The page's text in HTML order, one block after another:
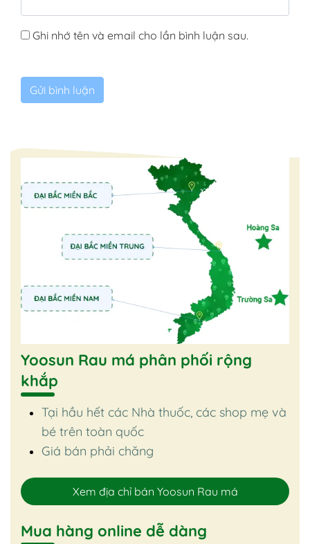
Ghi nhớ tên và email cho lần bình luận sau.
Yoosun Rau má phân phối rộng
khắp
Tại hầu hết các Nhà thuốc, các shop mẹ và
bé trên toàn quốc
Giá bán phải chăng
Xem địa chỉ bán Yoosun Rau má
Mua hàng online dễ dàng